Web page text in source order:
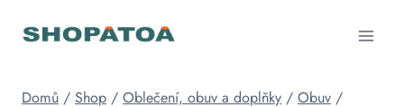
Domů / Shop / Oblečení, obuv a doplňky / Obuv /